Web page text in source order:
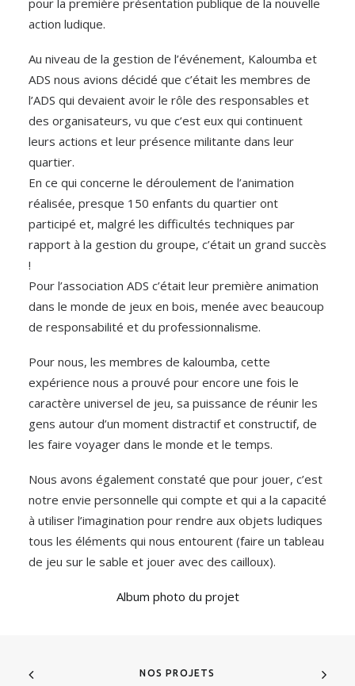
pour la première présentation publique de la nouvelle
action ludique.
Au niveau de la gestion de l’événement, Kaloumba et
ADS nous avions décidé que c’était les membres de
l’ADS qui devaient avoir le rôle des responsables et
des organisateurs, vu que c’est eux qui continuent
leurs actions et leur présence militante dans leur
quartier.
En ce qui concerne le déroulement de l’animation
réalisée, presque 150 enfants du quartier ont
participé et, malgré les difficultés techniques par
rapport à la gestion du groupe, c’était un grand succès
!
Pour l’association ADS c’était leur première animation
dans le monde de jeux en bois, menée avec beaucoup
de responsabilité et du professionnalisme.
Pour nous, les membres de kaloumba, cette
expérience nous a prouvé pour encore une fois le
caractère universel de jeu, sa puissance de réunir les
gens autour d’un moment distractif et constructif, de
les faire voyager dans le monde et le temps.
Nous avons également constaté que pour jouer, c’est
notre envie personnelle qui compte et qui a la capacité
à utiliser l’imagination pour rendre aux objets ludiques
tous les éléments qui nous entourent (faire un tableau
de jeu sur le sable et jouer avec des cailloux).
Album photo du projet
NOS PROJETS